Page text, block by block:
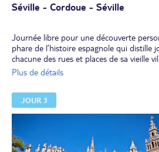
Séville - Cordoue - Séville
Journée libre pour une découverte
phare de l’histoire espagnole qui distille
chacune des rues et places de sa vieille
Séville a hérité de son riche passé de
OU
excursion optionnelle AUTHENTIQUE /
Départ en autocar de Séville pour
route : 2h aller et 2h retour). Visite
jadis capitale des émirs et des califes,
Guadalquivir, témoigne des diverses
Plus de détails
JOUR 3